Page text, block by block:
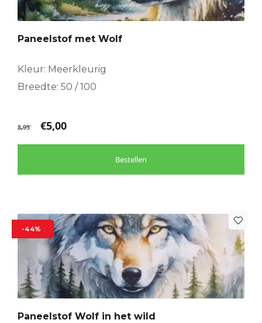
Paneelstof met Wolf
Kleur: Meerkleurig
Breedte: 50 / 100
8,95 €5,00
Bestellen
-44%
Paneelstof Wolf in het wild